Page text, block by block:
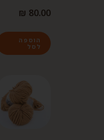
₪ 80.00
הוספה
לסל